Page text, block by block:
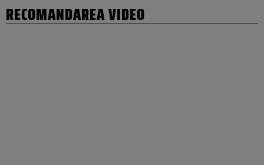
RECOMANDAREA VIDEO